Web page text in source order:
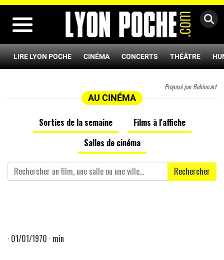
LIRE LYON POCHE CINÉMA CONCERTS THÉÂTRE
Proposé par Bobine.art
AU CINÉMA
Sorties de la semaine
Films à l'affiche
Salles de cinéma
Rechercher
· 01/01/1970 · min